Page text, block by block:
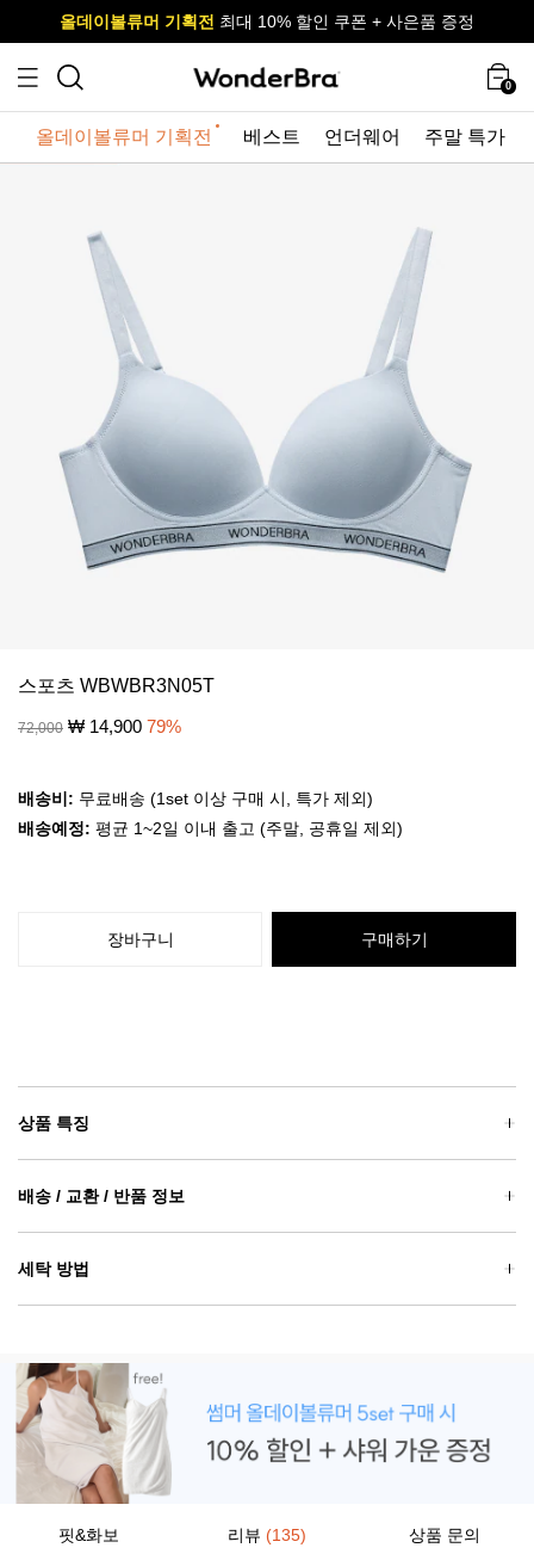
사이즈 무료 교환 서비스
올데이볼류머 기획전 최대 10% 할인 쿠폰 + 사은품 증정
사이즈 무료 교환 서비스
올데이볼류머 기획전
0
올데이볼류머 기획전 베스트 언더웨어 주말 특가
스포츠 WBWBR3N05T
72,000 ₩ 14,900 79%
배송비: 무료배송 (1set 이상 구매 시, 특가 제외)
배송예정: 평균 1~2일 이내 출고 (주말, 공휴일 제외)
장바구니 구매하기
상품 특징
배송 / 교환 / 반품 정보
세탁 방법
핏&화보 리뷰 (135) 상품 문의